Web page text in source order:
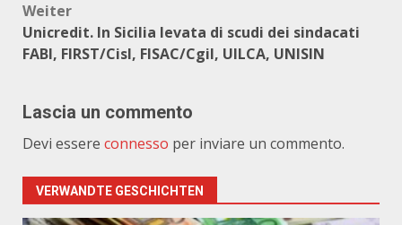
Weiter
Unicredit. In Sicilia levata di scudi dei sindacati
FABI, FIRST/Cisl, FISAC/Cgil, UILCA, UNISIN
Lascia un commento
Devi essere connesso per inviare un commento.
VERWANDTE GESCHICHTEN